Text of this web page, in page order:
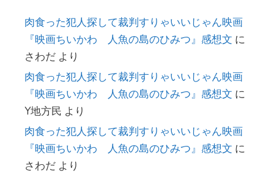
肉食った犯人探して裁判すりゃいいじゃん映画
『映画ちいかわ 人魚の島のひみつ』感想文 に
さわだ より
肉食った犯人探して裁判すりゃいいじゃん映画
『映画ちいかわ 人魚の島のひみつ』感想文 に
Y地方民 より
肉食った犯人探して裁判すりゃいいじゃん映画
『映画ちいかわ 人魚の島のひみつ』感想文 に
さわだ より